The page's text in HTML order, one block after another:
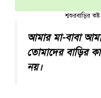
শ্বশুরবাড়ির
আমার মা-বাবা
তোমাদের বাড়ির
নয়।